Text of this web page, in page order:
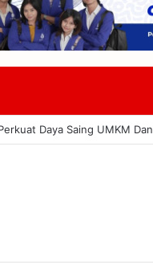
Baru Atasi Kekurangan Guru